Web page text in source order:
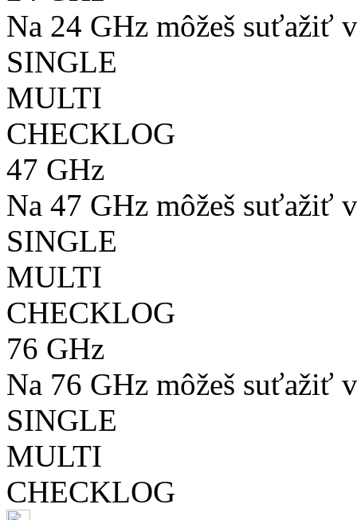
Na 24 GHz môžeš suťažiť
SINGLE
MULTI
CHECKLOG
47 GHz
Na 47 GHz môžeš suťažiť
SINGLE
MULTI
CHECKLOG
76 GHz
Na 76 GHz môžeš suťažiť
SINGLE
MULTI
CHECKLOG